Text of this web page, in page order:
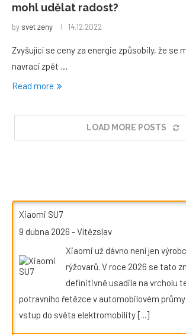
mohl udělat radost?
by svet zeny 14.12.2022
Zvyšující se ceny za energie způsobily, že se
navrací zpět …
Read more
LOAD MORE POSTS
Xiaomi SU7
9 dubna 2026 -Vítězslav
Xiaomi už dávno není jen
rýžovarů. V roce 2026 se tato
definitivně usadila na vrcholu
potravního řetězce v automobilovém
vstup do světa elektromobility[...]